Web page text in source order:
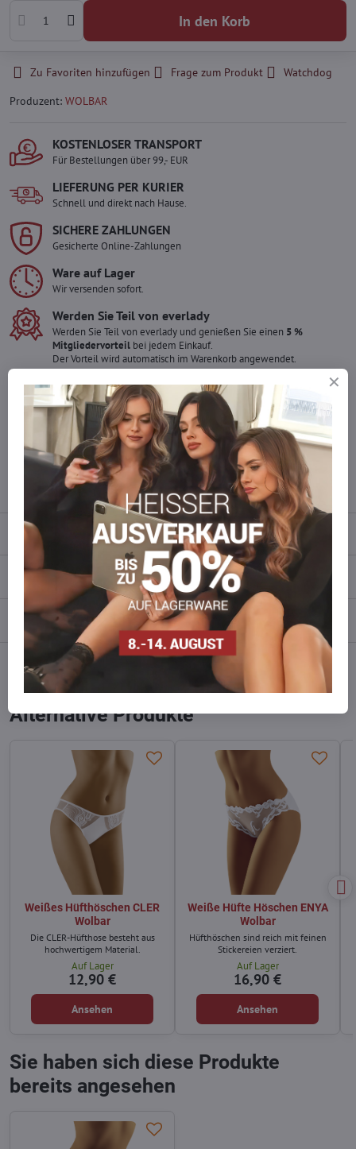
In den Korb
Zu Favoriten hinzufügen Frage zum Produkt
Watchdog
Produzent: WOLBAR
KOSTENLOSER TRANSPORT
Für Bestellungen über 99,- EUR
LIEFERUNG PER KURIER
Schnell und direkt nach Hause.
SICHERE ZAHLUNGEN
Gesicherte Online-Zahlungen
Ware auf Lager
Wir versenden sofort.
Werden Sie Teil von everlady
Werden Sie Teil von everlady und genießen Sie einen 5 %
Mitgliedervorteil bei jedem Einkauf.
Der Vorteil wird automatisch im Warenkorb angewendet.
Möchten Sie mehr bestellen ?
Zögern Sie nicht, uns zu kontaktieren, wir füllen die Ware für Sie
wieder auf!
info​​@everlady​​.eu
Beschreibung
Bewertungen
Diskussion
Facebook Reddit LinkedIn WhatsApp
Alternative Produkte
Weißes Hüfthöschen CLER
Wolbar
Die CLER-Hüfthose besteht aus
hochwertigem Material.
Auf Lager
12,90 €
Ansehen
Weiße Hüfte Höschen ENYA
Wolbar
Hüfthöschen sind reich mit feinen
Stickereien verziert.
Auf Lager
16,90 €
Ansehen
Sie haben sich diese Produkte
bereits angesehen